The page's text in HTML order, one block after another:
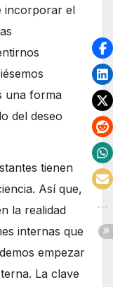
incorporar el
una forma
del deseo
tienen
Así que,
la realidad
internas que
empezar
La clave